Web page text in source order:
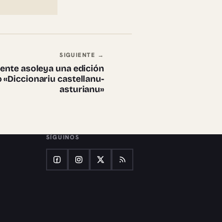
SIGUIENTE →
asoleya una edición
«Diccionariu castellanu-
asturianu»
SÍGUINOS